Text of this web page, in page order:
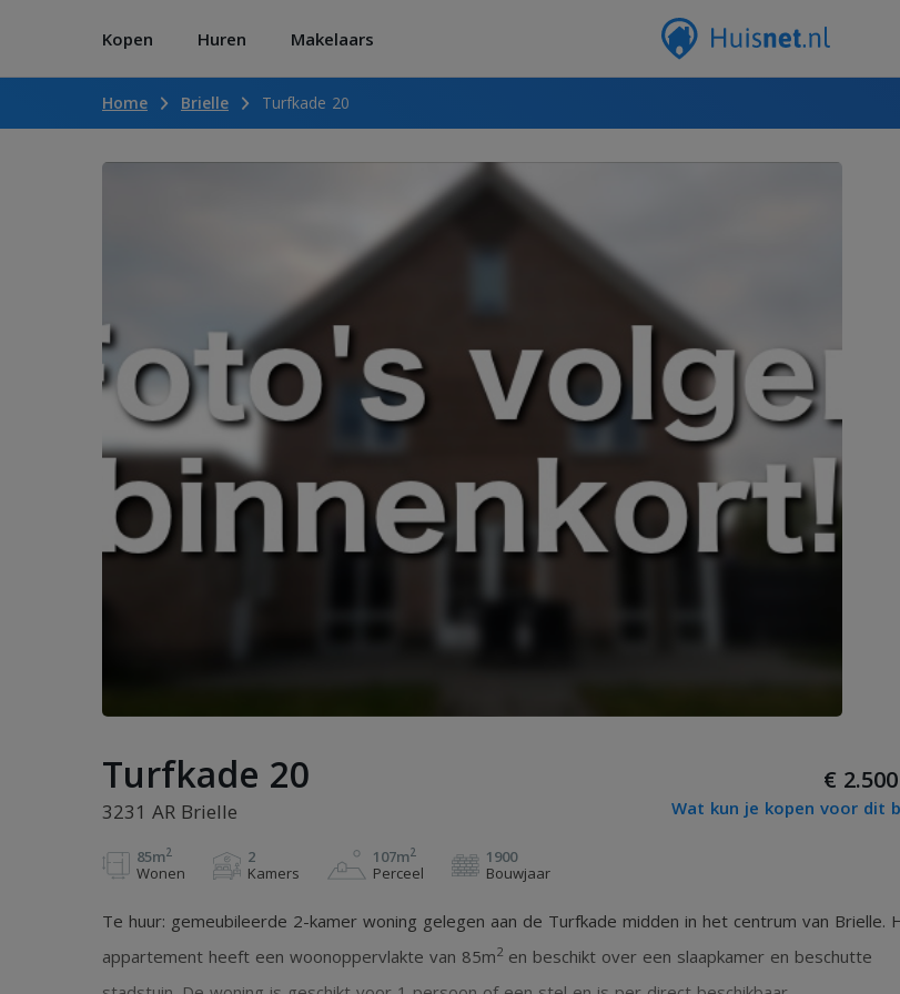
Kopen Huren Makelaars
Home Brielle Turfkade 20
Turfkade 20
3231 AR Brielle
€
Wat kun je kopen voor dit
85m2
Wonen
2
Kamers
107m2
Perceel
1900
Bouwjaar
Te huur: gemeubileerde 2-kamer woning gelegen aan de Turfkade midden in het centrum van Brielle.
appartement heeft een woonoppervlakte van 85m2 en beschikt over een slaapkamer en beschutte